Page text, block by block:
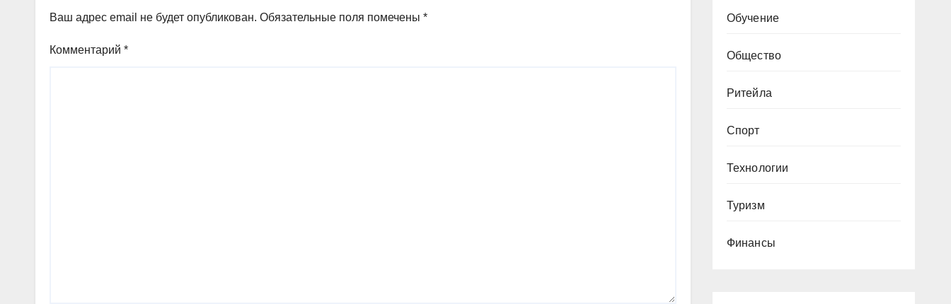
Ваш адрес email не будет опубликован. Обязательные поля помечены *
Комментарий *
Обучение
Общество
Ритейла
Спорт
Технологии
Туризм
Финансы